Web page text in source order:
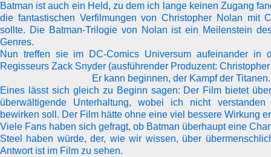
Batman ist auch ein Held, zu dem ich lange keinen Zugang
die fantastischen Verfilmungen vonChristopher Nolan mit
sollte. Die Batman-Trilogie von Nolan ist ein Meilenstein
Genres.
Nun treffen sie im DC-Comics Universum aufeinander in
Regisseurs Zack Snyder (ausführender Produzent:
Er kann beginnen, der Kampf der Titanen.
Eines lässt sich gleich zu Beginn sagen: Der Film bietet
überwältigende Unterhaltung, wobei ich nicht
bewirken soll. Der Film hätte ohne eine viel bessere Wirkung
Viele Fans haben sich gefragt, ob Batman überhaupt eine
Steel haben würde, der, wie wir wissen, über
Antwort ist im Film zu sehen.